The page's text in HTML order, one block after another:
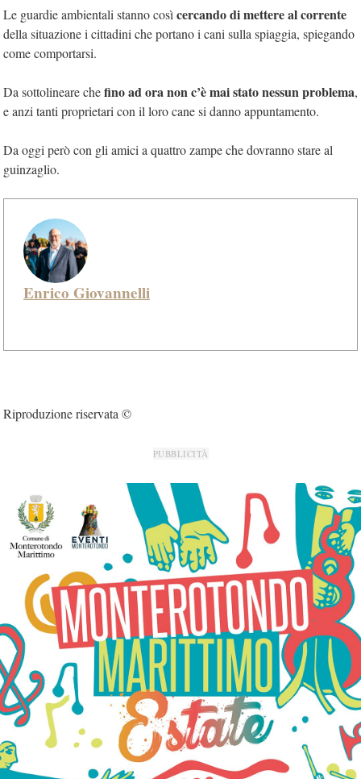
Le guardie ambientali stanno così cercando di mettere al corrente
della situazione i cittadini che portano i cani sulla spiaggia, spiegando
come comportarsi.
Da sottolineare chefino ad ora non c’è mai stato nessun problema,
e anzi tanti proprietari con il loro cane si danno appuntamento.
Da oggi però con gli amici a quattro zampe che dovranno stare al
guinzaglio.
Enrico Giovannelli
Riproduzione riservata ©
PUBBLICITÀ